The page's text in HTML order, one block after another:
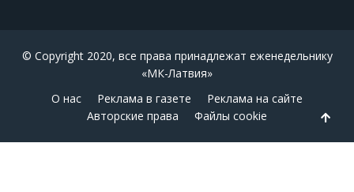
© Copyright 2020, все права принадлежат еженедельнику
«МК-Латвия»
О нас
Реклама в газете
Реклама на сайте
Авторские права
Файлы cookie